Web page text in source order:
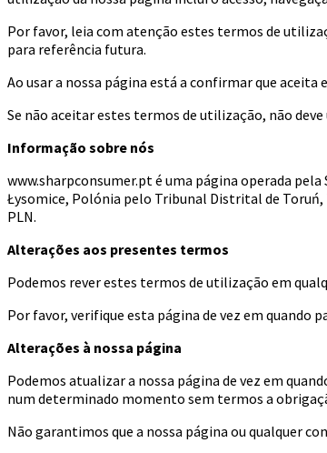
Por favor, leia com atenção estes termos de
para referência futura.
Ao usar a nossa página está a confirmar que
Se não aceitar estes termos de utilização, não deve
Informação sobre nós
www.sharpconsumer.pt é uma página operada
Łysomice, Polónia pelo Tribunal Distrital de Toruń,
PLN.
Alterações aos presentes termos
Podemos rever estes termos de utilização em
Por favor, verifique esta página de vez em quando
Alterações à nossa página
Podemos atualizar a nossa página de vez em
num determinado momento sem termos a
Não garantimos que a nossa página ou qualquer